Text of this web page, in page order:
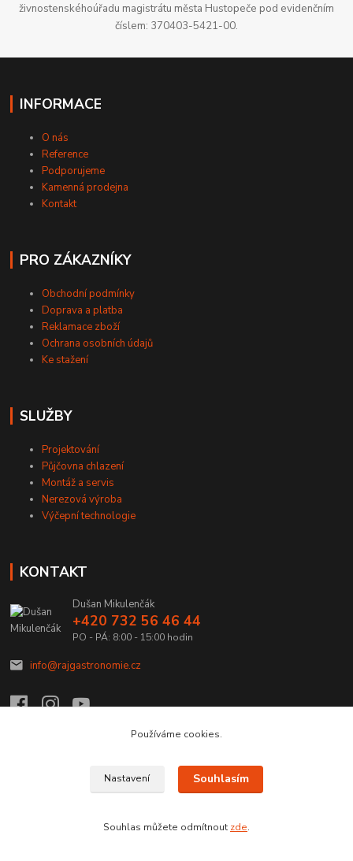
živnostenskéhoúřadu magistrátu města Hustopeče pod evidenčním
číslem: 370403-5421-00.
INFORMACE
O nás
Reference
Podporujeme
Kamenná prodejna
Kontakt
PRO ZÁKAZNÍKY
Obchodní podmínky
Doprava a platba
Reklamace zboží
Ochrana osobních údajů
Ke stažení
SLUŽBY
Projektování
Půjčovna chlazení
Montáž a servis
Nerezová výroba
Výčepní technologie
KONTAKT
Dušan Mikulenčák
+420 732 56 46 44
PO - PÁ: 8:00 - 15:00 hodin
info@rajgastronomie.cz
Upravit sběr cookies.
Copyright © 2026 Ráj Gastronomie.cz
Používáme cookies.
Nastavení Souhlasím
Souhlas můžete odmítnout zde.